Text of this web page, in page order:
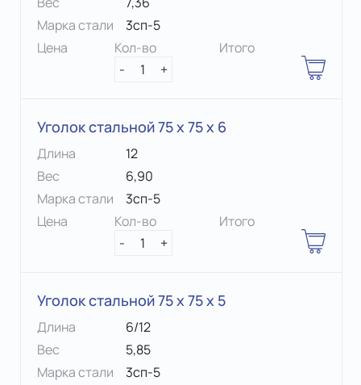
Марка стали
3сп-5
Цена
Кол-во
-
1 +
Итого
Уголок стальной 75 х 75 x 6
Длина
12
Вес
6,90
Марка стали
3сп-5
Цена
Кол-во
-
1 +
Итого
Уголок стальной 75 х 75 x 5
Длина
6/12
Вес
5,85
Марка стали
3сп-5